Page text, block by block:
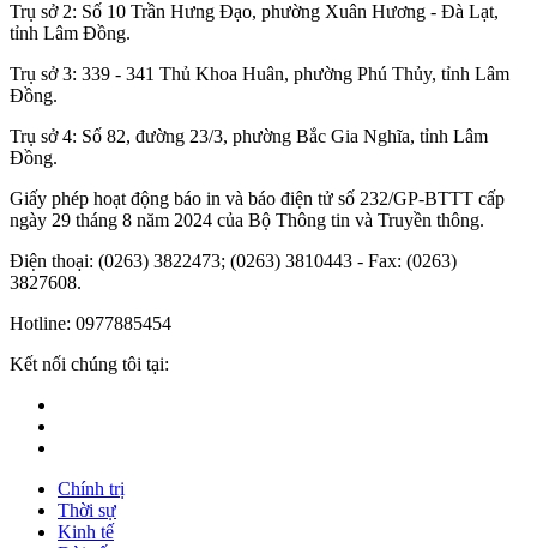
Trụ sở 2: Số 10 Trần Hưng Đạo, phường Xuân Hương - Đà Lạt,
tỉnh Lâm Đồng.
Trụ sở 3: 339 - 341 Thủ Khoa Huân, phường Phú Thủy, tỉnh Lâm
Đồng.
Trụ sở 4: Số 82, đường 23/3, phường Bắc Gia Nghĩa, tỉnh Lâm
Đồng.
Giấy phép hoạt động báo in và báo điện tử số 232/GP-BTTT cấp
ngày 29 tháng 8 năm 2024 của Bộ Thông tin và Truyền thông.
Điện thoại: (0263) 3822473; (0263) 3810443 - Fax: (0263)
3827608.
Hotline: 0977885454
Kết nối chúng tôi tại:
Chính trị
Thời sự
Kinh tế